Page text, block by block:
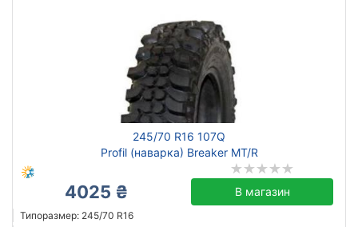
245/70 R16 107Q
Profil (наварка) Breaker MT/R
4025 ₴ В магазин
Типоразмер: 245/70 R16